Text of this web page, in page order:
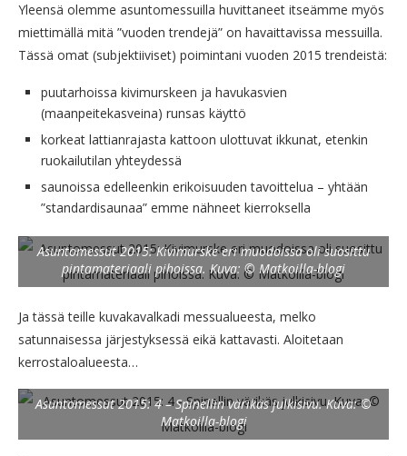
Yleensä olemme asuntomessuilla huvittaneet itseämme myös
miettimällä mitä ”vuoden trendejä” on havaittavissa messuilla.
Tässä omat (subjektiiviset) poimintani vuoden 2015 trendeistä:
puutarhoissa kivimurskeen ja havukasvien
(maanpeitekasveina) runsas käyttö
korkeat lattianrajasta kattoon ulottuvat ikkunat, etenkin
ruokailutilan yhteydessä
saunoissa edelleenkin erikoisuuden tavoittelua – yhtään
”standardisaunaa” emme nähneet kierroksella
Asuntomessut 2015: Kivimurske eri muodoissa oli suosittu
pintamateriaali pihoissa. Kuva: © Matkoilla-blogi
Ja tässä teille kuvakavalkadi messualueesta, melko
satunnaisessa järjestyksessä eikä kattavasti. Aloitetaan
kerrostaloalueesta…
Asuntomessut 2015: 4 – Spinellin värikäs julkisivu. Kuva: ©
Matkoilla-blogi